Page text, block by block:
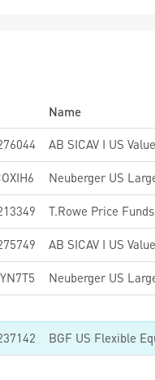
Name
AB SICAV I US
Neuberger US
T.Rowe Price
AB SICAV I US
Neuberger US
BGF US Flexible